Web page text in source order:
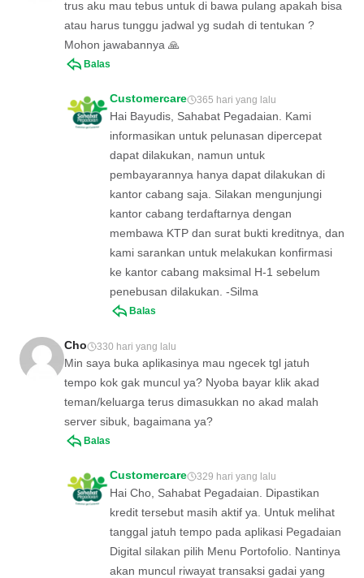
trus aku mau tebus untuk di bawa pulang apakah bisa
atau harus tunggu jadwal yg sudah di tentukan ?
Mohon jawabannya 🙏
Balas
Customercare 365 hari yang lalu
Hai Bayudis, Sahabat Pegadaian. Kami
informasikan untuk pelunasan dipercepat
dapat dilakukan, namun untuk
pembayarannya hanya dapat dilakukan di
kantor cabang saja. Silakan mengunjungi
kantor cabang terdaftarnya dengan
membawa KTP dan surat bukti kreditnya, dan
kami sarankan untuk melakukan konfirmasi
ke kantor cabang maksimal H-1 sebelum
penebusan dilakukan. -Silma
Balas
Cho 330 hari yang lalu
Min saya buka aplikasinya mau ngecek tgl jatuh
tempo kok gak muncul ya? Nyoba bayar klik akad
teman/keluarga terus dimasukkan no akad malah
server sibuk, bagaimana ya?
Balas
Customercare 329 hari yang lalu
Hai Cho, Sahabat Pegadaian. Dipastikan
kredit tersebut masih aktif ya. Untuk melihat
tanggal jatuh tempo pada aplikasi Pegadaian
Digital silakan pilih Menu Portofolio. Nantinya
akan muncul riwayat transaksi gadai yang